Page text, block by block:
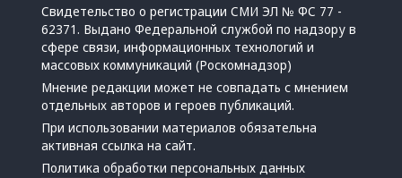
Свидетельство о регистрации СМИ ЭЛ № ФС 77 -
62371. Выдано Федеральной службой по надзору в
сфере связи, информационных технологий и
массовых коммуникаций (Роскомнадзор)
Мнение редакции может не совпадать с мнением
отдельных авторов и героев публикаций.
При использовании материалов обязательна
активная ссылка на сайт.
Политика обработки персональных данных